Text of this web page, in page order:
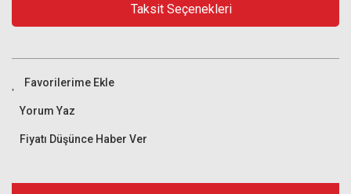
Taksit Seçenekleri
Yorum Yaz
Fiyatı Düşünce Haber Ver